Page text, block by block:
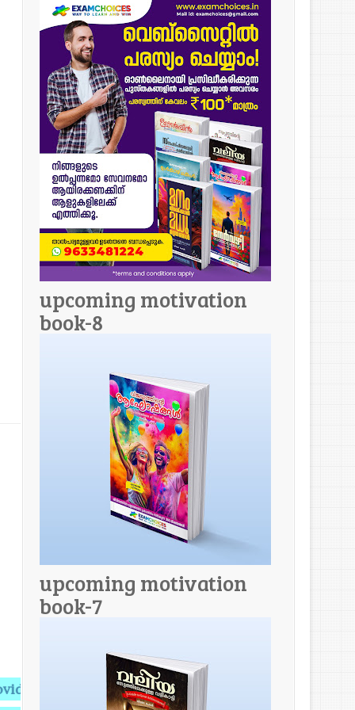
makes you Perfect.
upcoming motivation
book-8
upcoming motivation
book-7